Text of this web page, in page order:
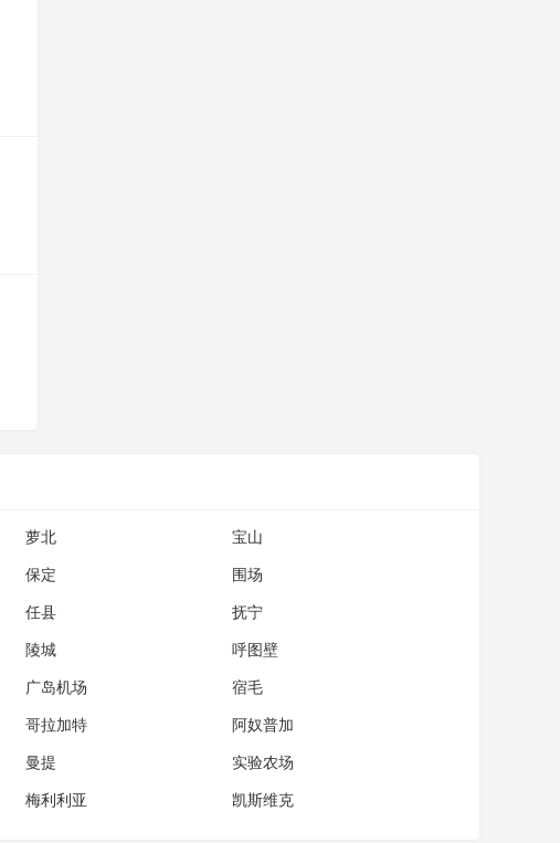
萝北 宝山
保定 围场
任县 抚宁
陵城 呼图壁
广岛机场 宿毛
哥拉加特 阿奴普加
曼提 实验农场
梅利利亚 凯斯维克